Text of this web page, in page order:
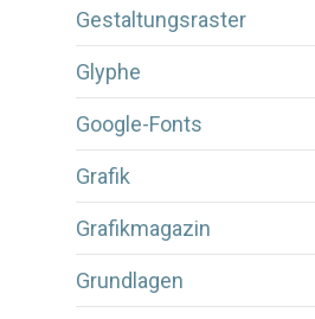
Gestaltungsraster
Glyphe
Google-Fonts
Grafik
Grafikmagazin
Grundlagen